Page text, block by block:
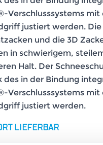
Verschlusssystems mit
justiert werden. Die
und die 3D
in schwierigem,
Halt. Der
des in der Bindung
Verschlusssystems mit
justiert werden.
LIEFERBAR